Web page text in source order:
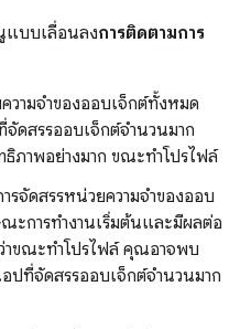
แบบเลื่อนลงการติดตามการ
วามจำของออบเจ็กต์ทั้งหมด
ดสรรออบเจ็กต์จำนวนมาก
าพอย่างมาก ขณะทำโปรไฟล์
รจัดสรรหน่วยความจำของออบ
ะการทำงานเริ่มต้นและมีผลต่อ
ขณะทำโปรไฟล์ คุณอาจพบ
ที่จัดสรรออบเจ็กต์จำนวนมาก